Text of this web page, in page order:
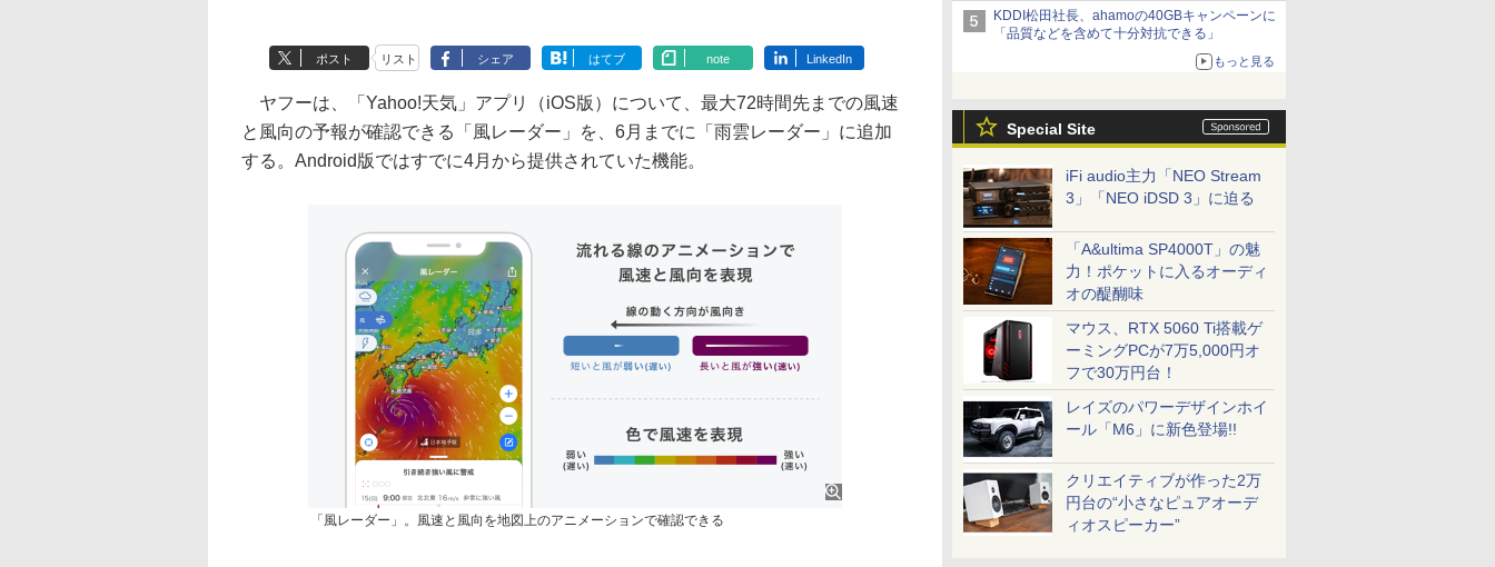
KDDI松田社長、ahamoの40GBキャンペーンに
「品質などを含めて十分対抗できる」
もっと見る
Special Site
iFi audio主力「NEO Stream
3」「NEO iDSD 3」に迫る
「A&ultima SP4000T」の魅
力！ポケットに入るオーディ
オの醍醐味
マウス、RTX 5060 Ti搭載ゲ
ーミングPCが7万5,000円オ
フで30万円台！
レイズのパワーデザインホイ
ール「M6」に新色登場!!
クリエイティブが作った2万
円台の“小さなピュアオーデ
ィオスピーカー”
ポスト リスト シェア はてブ note LinkedIn
ヤフーは、「Yahoo!天気」アプリ（iOS版）について、最大72時間先までの風速
と風向の予報が確認できる「風レーダー」を、6月までに「雨雲レーダー」に追加
する。Android版ではすでに4月から提供されていた機能。
「風レーダー」。風速と風向を地図上のアニメーションで確認できる